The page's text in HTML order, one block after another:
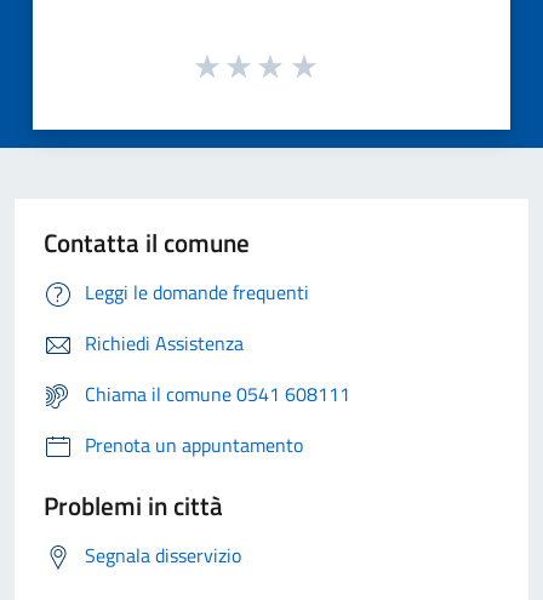
Contatta il comune
Leggi le domande frequenti
Richiedi Assistenza
Chiama il comune 0541 608111
Prenota un appuntamento
Problemi in città
Segnala disservizio